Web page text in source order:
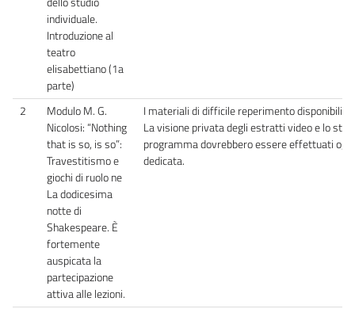
individuale.
Introduzione al
teatro
elisabettiano (1a
parte)
2
Modulo M. G.
Nicolosi: “Nothing
that is so, is so”:
Travestitismo e
giochi di ruolo ne
La dodicesima
notte di
Shakespeare. È
fortemente
auspicata la
partecipazione
attiva alle lezioni.
I materiali di difficile reperimento disponibili
La visione privata degli estratti video e lo
programma dovrebbero essere effettuati
dedicata.